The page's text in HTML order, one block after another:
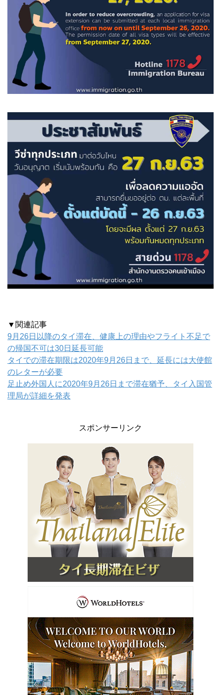
▼関連記事
9月26日以降のタイ滞在、健康上の理由やフライト不足で
の帰国不可は30日延長可能
タイでの滞在期限は2020年9月26日まで、延長には大使館
のレターが必要
足止め外国人に2020年9月26日まで滞在猶予、タイ入国管
理局が詳細を発表
スポンサーリンク